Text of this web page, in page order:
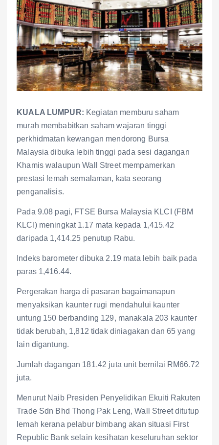
KUALA LUMPUR: Kegiatan memburu saham
murah membabitkan saham wajaran tinggi
perkhidmatan kewangan mendorong Bursa
Malaysia dibuka lebih tinggi pada sesi dagangan
Khamis walaupun Wall Street mempamerkan
prestasi lemah semalaman, kata seorang
penganalisis.
Pada 9.08 pagi, FTSE Bursa Malaysia KLCI (FBM
KLCI) meningkat 1.17 mata kepada 1,415.42
daripada 1,414.25 penutup Rabu.
Indeks barometer dibuka 2.19 mata lebih baik pada
paras 1,416.44.
Pergerakan harga di pasaran bagaimanapun
menyaksikan kaunter rugi mendahului kaunter
untung 150 berbanding 129, manakala 203 kaunter
tidak berubah, 1,812 tidak diniagakan dan 65 yang
lain digantung.
Jumlah dagangan 181.42 juta unit bernilai RM66.72
juta.
Menurut Naib Presiden Penyelidikan Ekuiti Rakuten
Trade Sdn Bhd Thong Pak Leng, Wall Street ditutup
lemah kerana pelabur bimbang akan situasi First
Republic Bank selain kesihatan keseluruhan sektor